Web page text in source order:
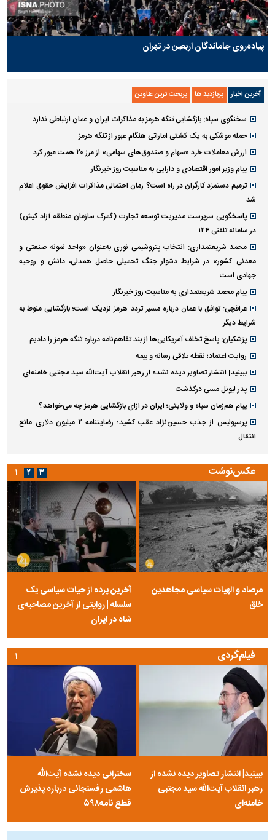
پیاده‌روی جاماندگان اربعین در تهران
آخرین اخبار پربازدید ها پربحث ترین عناوین
سخنگوی سپاه: بازگشایی تنگه هرمز به مذاکرات ایران و عمان ارتباطی ندارد
حمله موشکی به یک کشتی اماراتی هنگام عبور از تنگه هرمز
ارزش معاملات خرد «سهام و صندوق‌های سهامی» از مرز ۲۰ همت عبور کرد
پیام وزیر امور اقتصادی و دارایی به مناسبت روز خبرنگار
ترمیم دستمزد کارگران در راه است؟ زمان احتمالی مذاکرات افزایش حقوق اعلام
شد
پاسخگویی سرپرست مدیریت توسعه تجارت (گمرک سازمان منطقه آزاد کیش)
در سامانه تلفنی ۱۲۴
محمد شریعتمداری: انتخاب پتروشیمی نوری به‌عنوان «واحد نمونه صنعتی و
معدنی کشور» در شرایط دشوار جنگ تحمیلی حاصل همدلی، دانش و روحیه
جهادی است
پیام محمد شریعتمداری به مناسبت روز خبرنگار
عراقچی: توافق با عمان درباره مسیر تردد هرمز نزدیک است؛ بازگشایی منوط به
شرایط دیگر
پزشکیان: پاسخ تخلف آمریکایی‌ها از بند تفاهم‌نامه درباره تنگه هرمز را دادیم
روایت اعتماد؛ نقطه تلاقی رسانه و بیمه
ببینید| انتشار تصاویر دیده نشده از رهبر انقلاب آیت‌الله سید مجتبی خامنه‌ای
پدر لیونل مسی درگذشت
پیام هم‌زمان سپاه و ولایتی؛ ایران در ازای بازگشایی هرمز چه می‌خواهد؟
پرسپولیس از جذب حسین‌نژاد عقب کشید؛ رضایتنامه ۲ میلیون دلاری مانع
انتقال
عکس‌نوشت
مرصاد و الهیات سیاسی مجاهدین
خلق
آخرین پرده از حیات سیاسی یک
سلسله | روایتی از آخرین مصاحبه‌ی
شاه در ایران
۱ ۲ ۳
فیلم‌گردی
ببینید| انتشار تصاویر دیده نشده از
رهبر انقلاب آیت‌الله سید مجتبی
خامنه‌ای
سخنرانی دیده نشده آیت‌الله
هاشمی رفسنجانی درباره پذیرش
قطع نامه۵۹۸
۱